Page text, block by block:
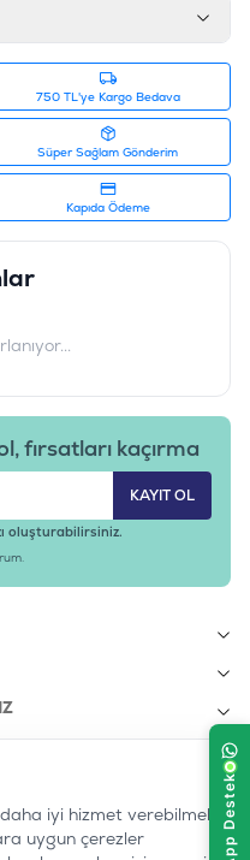
750 TL'ye Kargo Bedava
Süper Sağlam Gönderim
Kapıda Ödeme
fırsatları kaçırma
KAYIT OL
oluşturabilirsiniz.
daha iyi hizmet verebilmek
uygun çerezler